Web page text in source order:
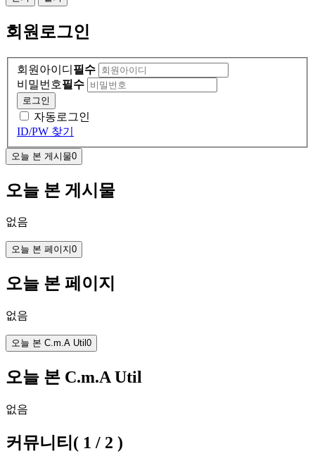
회원 로그인
회원아이디 필수
비밀번호필수
로그인
자동로그인
ID/PW 찾기
오늘 본 게시물0
오늘 본 게시물
없음
오늘 본 페이지0
오늘 본 페이지
없음
오늘 본 C.m.A Util 0
오늘 본 C.m.A Util
없음
커뮤니티 ( 1 / 2 )